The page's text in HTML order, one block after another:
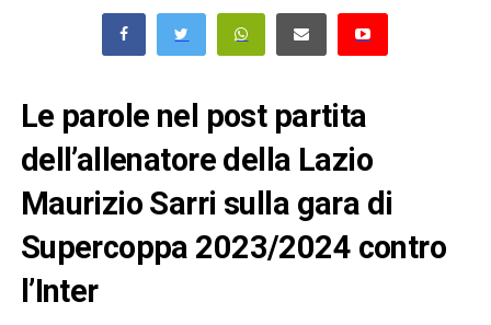
Le parole nel post partita
dell’allenatore della Lazio
Maurizio Sarri sulla gara di
Supercoppa 2023/2024 contro
l’Inter